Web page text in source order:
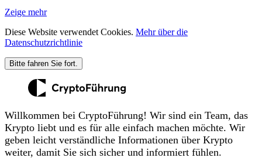
Zeige mehr
Diese Website verwendet Cookies. Mehr über die
Datenschutzrichtlinie
Bitte fahren Sie fort.
Willkommen bei CryptoFührung! Wir sind ein Team, das
Krypto liebt und es für alle einfach machen möchte. Wir
geben leicht verständliche Informationen über Krypto
weiter, damit Sie sich sicher und informiert fühlen.